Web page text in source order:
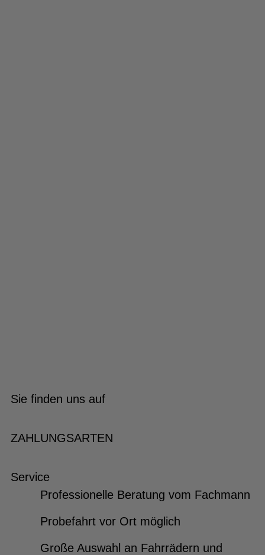
Sie finden uns auf
ZAHLUNGSARTEN
Service
Professionelle Beratung vom Fachmann
Probefahrt vor Ort möglich
Große Auswahl an Fahrrädern und